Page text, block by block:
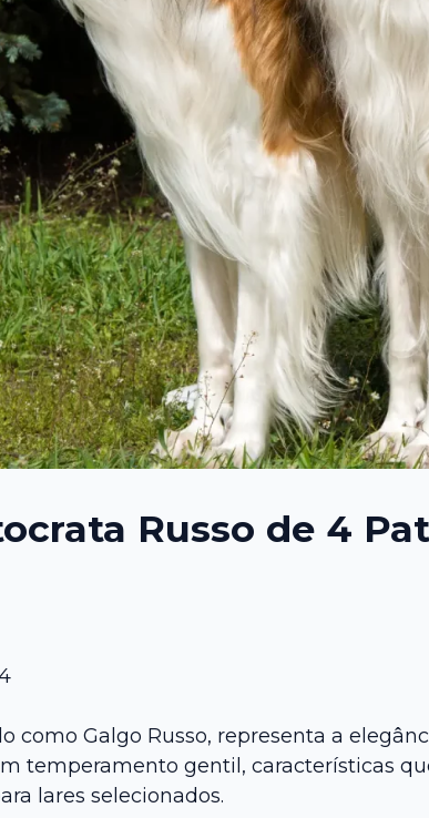
Russo de 4
como Galgo Russo, representa a
temperamento gentil, características
lares selecionados.